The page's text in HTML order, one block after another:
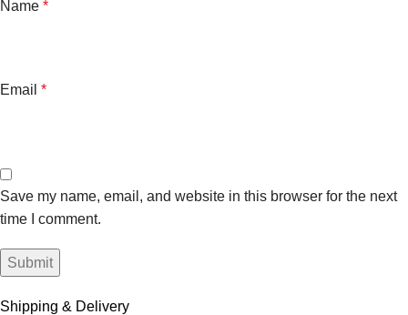
Name *
Email *
Save my name, email, and website in this browser for the next
time I comment.
Shipping & Delivery